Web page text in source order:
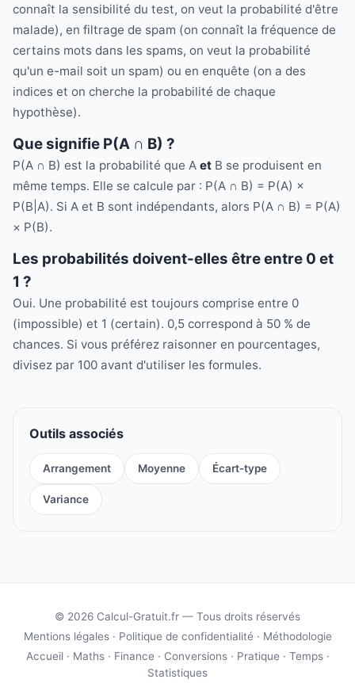
connaît la sensibilité du test, on veut la probabilité d'être
malade), en filtrage de spam (on connaît la fréquence de
certains mots dans les spams, on veut la probabilité
qu'un e-mail soit un spam) ou en enquête (on a des
indices et on cherche la probabilité de chaque
hypothèse).
Que signifie P(A ∩ B) ?
P(A ∩ B) est la probabilité que A et B se produisent en
même temps. Elle se calcule par : P(A ∩ B) = P(A) ×
P(B|A). Si A et B sont indépendants, alors P(A ∩ B) = P(A)
× P(B).
Les probabilités doivent-elles être entre 0 et
1 ?
Oui. Une probabilité est toujours comprise entre 0
(impossible) et 1 (certain). 0,5 correspond à 50 % de
chances. Si vous préférez raisonner en pourcentages,
divisez par 100 avant d'utiliser les formules.
Outils associés
Arrangement Moyenne Écart-type
Variance
© 2026 Calcul-Gratuit.fr — Tous droits réservés
Mentions légales· Politique de confidentialité · Méthodologie
Accueil· Maths· Finance · Conversions· Pratique · Temps·
Statistiques